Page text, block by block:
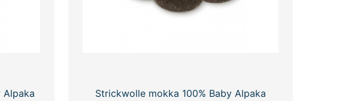
Alpaka Strickwolle mokka 100% Baby Alpaka